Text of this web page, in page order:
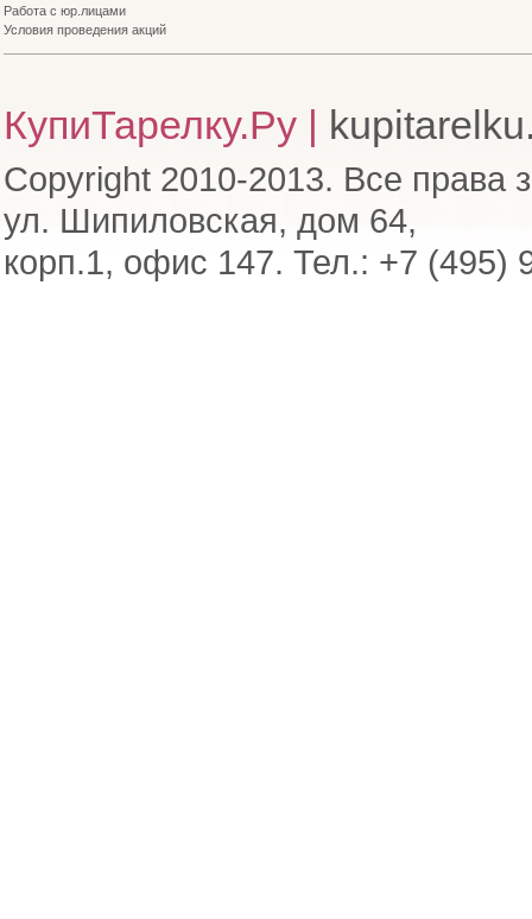
Работа с юр.лицами
Условия проведения акций
КупиТарелку.Ру |
Copyright 2010-2013. Все права
ул. Шипиловская, дом 64,
корп.1, офис 147. Тел.: +7 (495)